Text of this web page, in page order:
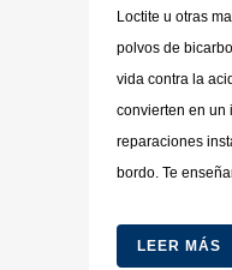
Loctite u otras
polvos de
vida contra la
convierten en un
reparaciones
bordo. Te
LEER MÁS